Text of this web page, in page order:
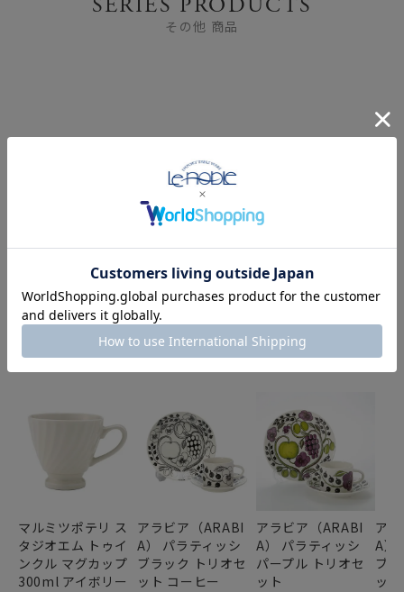
SERIES PRODUCTS
その他 商品
FEATURE
特集
YOU MAY ALSO LIKE
あなたにおすすめの商品
マルミツポテリ ス
タジオエム トゥイ
ンクル マグカップ
300ml アイボリー
アラビア（ARABI
A） パラティッシ
ブラック トリオセ
ット コーヒー
アラビア（ARABI
A） パラティッシ
パープル トリオセ
ット
ア
A）
ブ
ット